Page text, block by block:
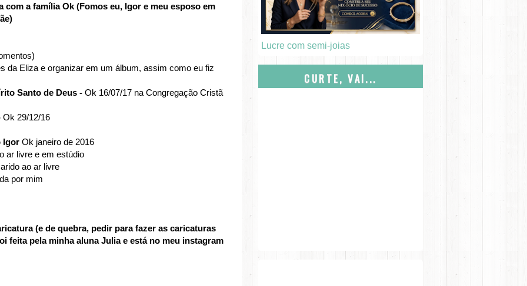
com a família Ok (Fomos eu, Igor e meu esposo em
da Eliza e organizar em um álbum, assim como eu fiz
Santo de Deus - Ok 16/07/17 na Congregação Cristã
Ok 29/12/16
Igor Ok janeiro de 2016
ar livre e em estúdio
ao ar livre
por mim
(e de quebra, pedir para fazer as caricaturas
feita pela minha aluna Julia e está no meu instagram
Lucre com semi-joias
CURTE, VAI...